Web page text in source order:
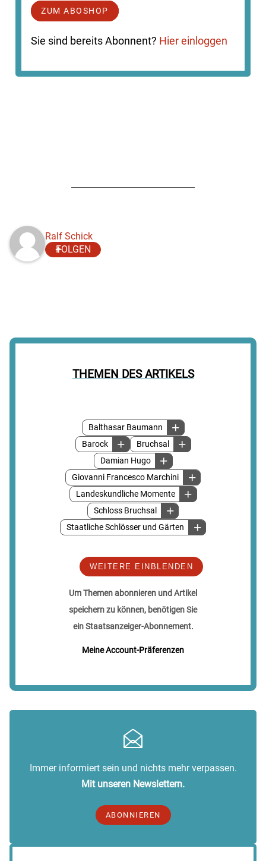
THEMEN DES ARTIKELS
Balthasar Baumann
Barock
Bruchsal
Damian Hugo
Giovanni Francesco Marchini
Landeskundliche Momente
Schloss Bruchsal
Staatliche Schlösser und Gärten
WEITERE EINBLENDEN
Um Themen abonnieren und Artikel
speichern zu können, benötigen Sie
ein Staatsanzeiger-Abonnement.
Meine Account-Präferenzen
ZUM ABOSHOP
Sie sind bereits Abonnent? Hier einloggen
Ralf Schick
FOLGEN
Immer informiert sein und nichts mehr verpassen.
Mit unseren Newslettern.
ABONNIEREN